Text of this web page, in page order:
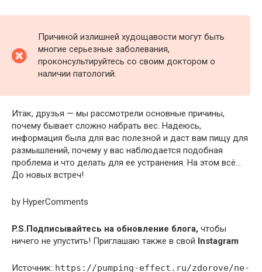
Причиной излишней худощавости могут быть
многие серьезные заболевания,
проконсультируйтесь со своим доктором о
наличии патологий.
Итак, друзья — мы рассмотрели основные причины,
почему бывает сложно набрать вес. Надеюсь,
информация была для вас полезной и даст вам пищу для
размышлений, почему у вас наблюдается подобная
проблема и что делать для ее устранения. На этом всё…
До новых встреч!
by HyperComments
P.S.Подписывайтесь на обновление блога, чтобы
ничего не упустить! Приглашаю также в свой Instagram
Источник: https://pumping-effect.ru/zdorove/ne-